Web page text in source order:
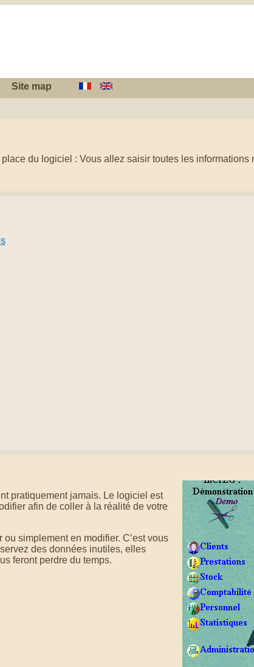
Site map
du logiciel : Vous allez saisir toutes les informations
pratiquement jamais. Le logiciel est
afin de coller à la réalité de votre
simplement en modifier. C’est vous
des données inutiles, elles
feront perdre du temps.